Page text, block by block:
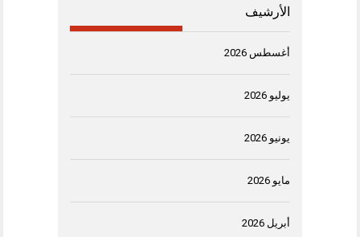
الأرشيف
أغسطس 2026
يوليو 2026
يونيو 2026
مايو 2026
أبريل 2026